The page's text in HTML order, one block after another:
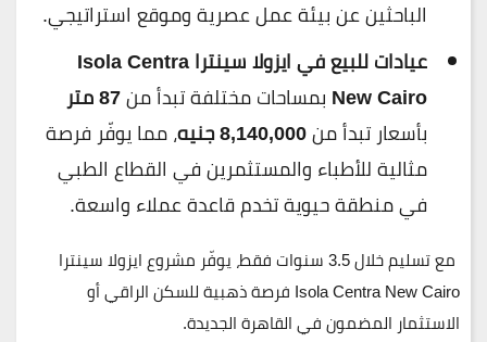
الباحثين عن بيئة عمل عصرية وموقع استراتيجي.
عيادات للبيع في ايزولا سينتراIsola Centra
New Cairo بمساحات مختلفة تبدأ من87 متر
بأسعار تبدأ من8,140,000 جنيه
، مما يوفّر فرصة
مثالية للأطباء والمستثمرين في القطاع الطبي
في منطقة حيوية تخدم قاعدة عملاء واسعة.
مع تسليم خلال3.5 سنوات
فقط، يوفّر مشروع ايزولا سينترا
Isola Centra New Cairo فرصة ذهبية للسكن الراقي أو
الاستثمار المضمون في القاهرة الجديدة.